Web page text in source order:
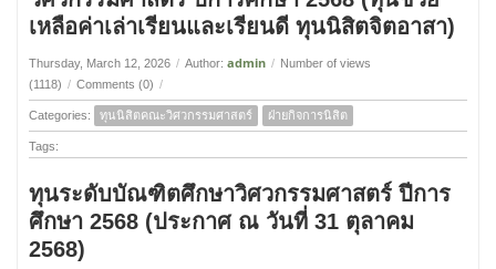
เหลือค่าเล่าเรียนและเรียนดี ทุนนิสิตจิตอาสา)
Thursday, March 12, 2026 / Author: admin / Number of views
(1118) / Comments (0) /
Categories: ทุนนิสิตคณะวิศวกรรมศาสตร์ ฝ่ายกิจการนิสิต
Tags:
ทุนระดับบัณฑิตศึกษาวิศวกรรมศาสตร์ ปีการ
ศึกษา 2568 (ประกาศ ณ วันที่ 31 ตุลาคม
2568)